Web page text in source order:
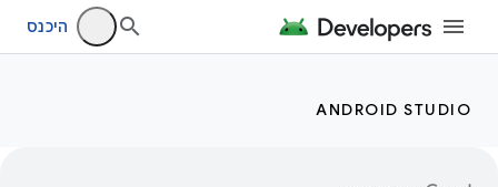
היכנס
ANDROID STUDIO